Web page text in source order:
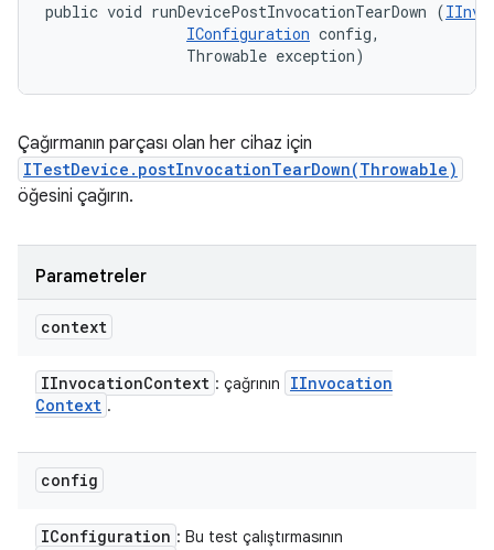
public void runDevicePostInvocationTearDown (
IConfiguration config,
                Throwable exception)
Çağırmanın parçası olan her cihaz için
ITestDevice.postInvocationTearDown(Throwable)
öğesini çağırın.
Parametreler
context
IInvocationContext : çağrının
IInvocation
Context .
config
IConfiguration : Bu test çalıştırmasının